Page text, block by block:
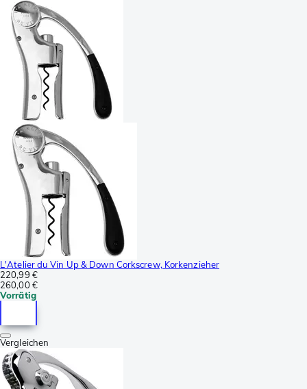
L'Atelier du Vin Up & Down Corkscrew, Korkenzieher
220,99 €
260,00 €
Vorrätig
Vergleichen